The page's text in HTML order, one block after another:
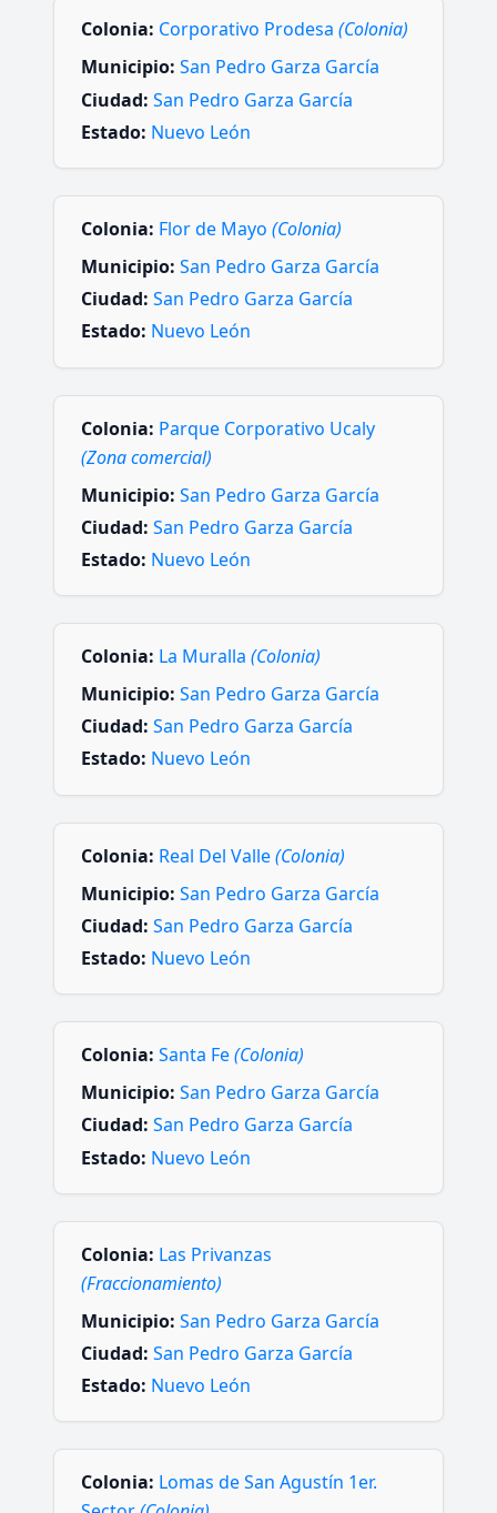
Colonia: Corporativo Prodesa (Colonia)
Municipio: San Pedro Garza García
Ciudad: San Pedro Garza García
Estado: Nuevo León
Colonia: Flor de Mayo (Colonia)
Municipio: San Pedro Garza García
Ciudad: San Pedro Garza García
Estado: Nuevo León
Colonia: Parque Corporativo Ucaly
(Zona comercial)
Municipio: San Pedro Garza García
Ciudad: San Pedro Garza García
Estado: Nuevo León
Colonia: La Muralla (Colonia)
Municipio: San Pedro Garza García
Ciudad: San Pedro Garza García
Estado: Nuevo León
Colonia: Real Del Valle(Colonia)
Municipio: San Pedro Garza García
Ciudad: San Pedro Garza García
Estado: Nuevo León
Colonia: Santa Fe(Colonia)
Municipio: San Pedro Garza García
Ciudad: San Pedro Garza García
Estado: Nuevo León
Colonia: Las Privanzas
(Fraccionamiento)
Municipio: San Pedro Garza García
Ciudad: San Pedro Garza García
Estado: Nuevo León
Colonia: Lomas de San Agustín 1er.